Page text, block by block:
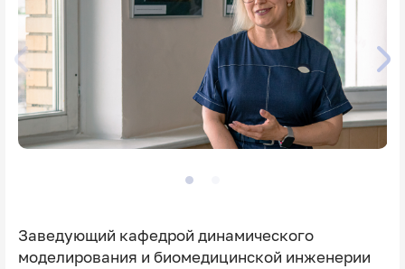
Заведующий кафедрой динамического
моделирования и биомедицинской инженерии